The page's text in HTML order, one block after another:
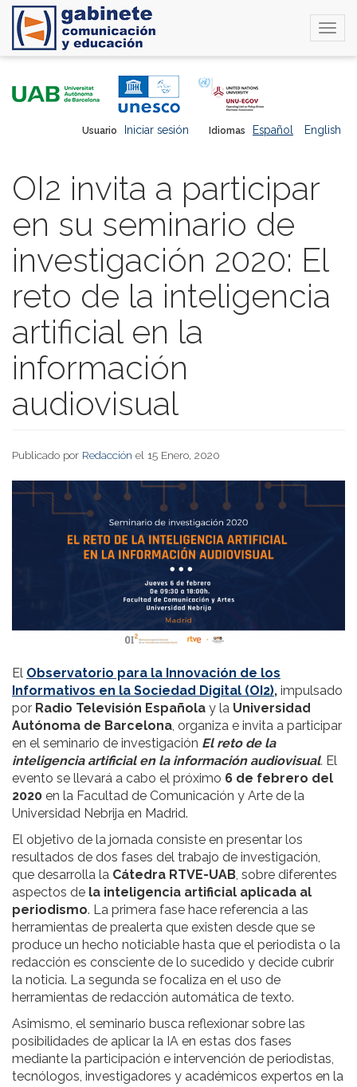
Idiomas Español English
Usuario Iniciar sesión
OI2 invita a participar
en su seminario de
investigación 2020: El
reto de la inteligencia
artificial en la
información
audiovisual
Publicado por Redacción el 15 Enero, 2020
El Observatorio para la Innovación de los
Informativos en la Sociedad Digital (OI2), impulsado
por Radio Televisión Española y la Universidad
Autónoma de Barcelona, organiza e invita a participar
en el seminario de investigación El reto de la
inteligencia artificial en la información audiovisual. El
evento se llevará a cabo el próximo 6 de febrero del
2020 en la Facultad de Comunicación y Arte de la
Universidad Nebrija en Madrid.
El objetivo de la jornada consiste en presentar los
resultados de dos fases del trabajo de investigación,
que desarrolla la Cátedra RTVE-UAB, sobre diferentes
aspectos de la inteligencia artificial aplicada al
periodismo. La primera fase hace referencia a las
herramientas de prealerta que existen desde que se
produce un hecho noticiable hasta que el periodista o la
redacción es consciente de lo sucedido y decide cubrir
la noticia. La segunda se focaliza en el uso de
herramientas de redacción automática de texto.
Asimismo, el seminario busca reflexionar sobre las
posibilidades de aplicar la IA en estas dos fases
mediante la participación e intervención de periodistas,
tecnólogos, investigadores y académicos expertos en la